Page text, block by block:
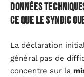
Données
ce que le syndic
La déclaration
général pas de
concentre sur la